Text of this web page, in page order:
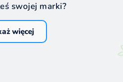
swojej marki?
więcej